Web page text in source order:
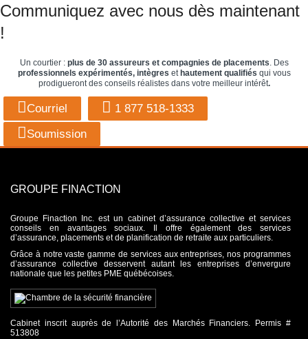
Communiquez avec nous dès maintenant
!
Un courtier :plus de 30 assureurs et compagnies de placements . Des
professionnels expérimentés, intègres ethautement qualifiés qui vous
prodigueront des conseils réalistes dans votre meilleur intérêt.
Courriel
1 877 518-1333
Soumission
GROUPE FINACTION
Groupe Finaction Inc. est un cabinet d’assurance collective et services
conseils en avantages sociaux. Il offre également des services
d’assurance, placements et de planification de retraite aux particuliers.
Grâce à notre vaste gamme de services aux entreprises, nos programmes
d’assurance collective desservent autant les entreprises d’envergure
nationale que les petites PME québécoises.
Cabinet inscrit auprès de l’Autorité des Marchés Financiers. Permis #
513808